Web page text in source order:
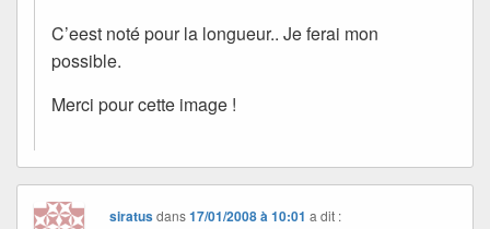
C’eest noté pour la longueur.. Je ferai mon
possible.
Merci pour cette image !
siratusdans17/01/2008 à 10:01 a dit :